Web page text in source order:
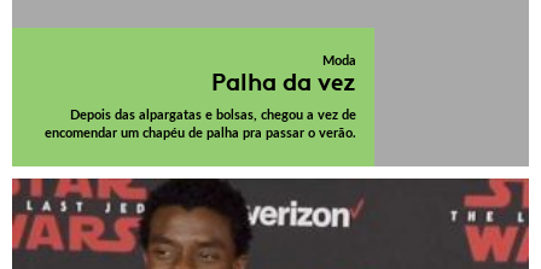
Moda
Palha da vez
Depois das alpargatas e bolsas, chegou a vez de
encomendar um chapéu de palha pra passar o verão.